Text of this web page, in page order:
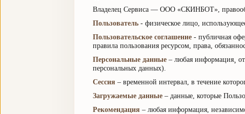
Владелец Сервиса — ООО «СКИНБОТ»,
Пользователь - физическое лицо,
Пользовательское соглашение - публичная
правила пользования ресурсом, права,
Персональные данные – любая информация¸
персональных данных).
Сессия – временной интервал, в течение
Загружаемые данные – данные, которые
Рекомендация – любая информация,